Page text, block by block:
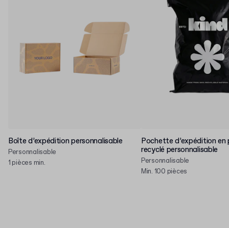
Boîte d’expédition personnalisable
Personnalisable
1 pièces min.
Pochette d’expédition en
recyclé personnalisable
Personnalisable
Min. 100 pièces